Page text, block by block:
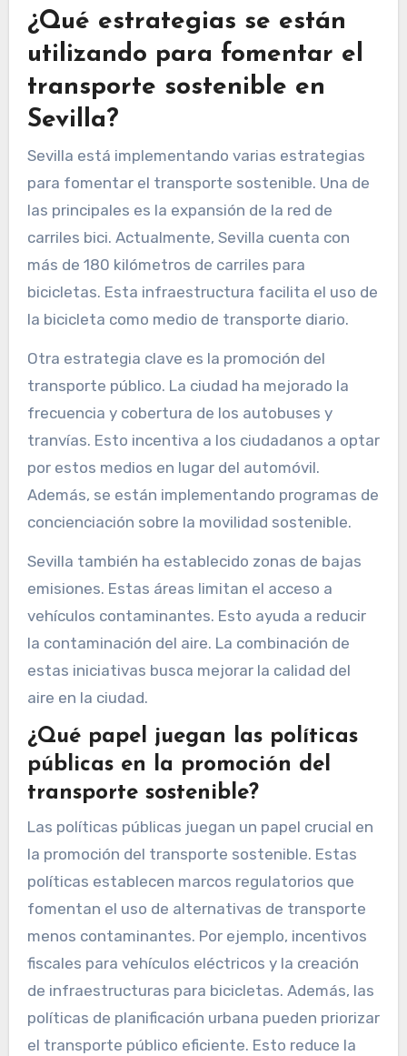
¿Qué estrategias se están
utilizando para fomentar el
transporte sostenible en
Sevilla?
Sevilla está implementando varias estrategias
para fomentar el transporte sostenible. Una de
las principales es la expansión de la red de
carriles bici. Actualmente, Sevilla cuenta con
más de 180 kilómetros de carriles para
bicicletas. Esta infraestructura facilita el uso de
la bicicleta como medio de transporte diario.
Otra estrategia clave es la promoción del
transporte público. La ciudad ha mejorado la
frecuencia y cobertura de los autobuses y
tranvías. Esto incentiva a los ciudadanos a optar
por estos medios en lugar del automóvil.
Además, se están implementando programas de
concienciación sobre la movilidad sostenible.
Sevilla también ha establecido zonas de bajas
emisiones. Estas áreas limitan el acceso a
vehículos contaminantes. Esto ayuda a reducir
la contaminación del aire. La combinación de
estas iniciativas busca mejorar la calidad del
aire en la ciudad.
¿Qué papel juegan las políticas
públicas en la promoción del
transporte sostenible?
Las políticas públicas juegan un papel crucial en
la promoción del transporte sostenible. Estas
políticas establecen marcos regulatorios que
fomentan el uso de alternativas de transporte
menos contaminantes. Por ejemplo, incentivos
fiscales para vehículos eléctricos y la creación
de infraestructuras para bicicletas. Además, las
políticas de planificación urbana pueden priorizar
el transporte público eficiente. Esto reduce la